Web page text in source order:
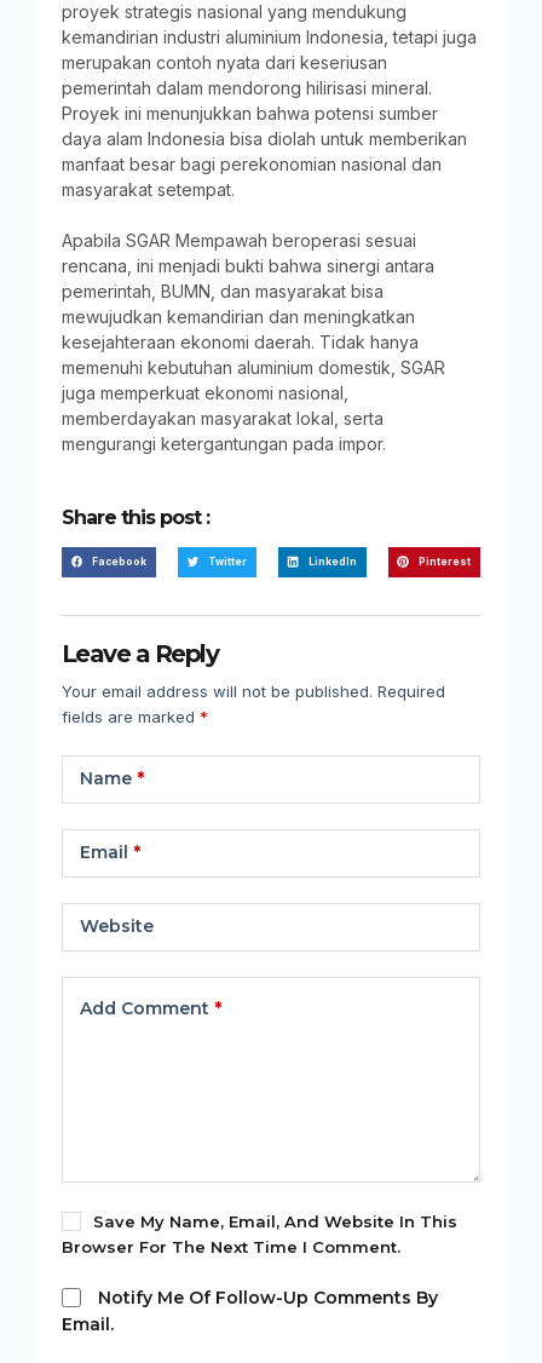
proyek strategis nasional yang mendukung
kemandirian industri aluminium Indonesia, tetapi juga
merupakan contoh nyata dari keseriusan
pemerintah dalam mendorong hilirisasi mineral.
Proyek ini menunjukkan bahwa potensi sumber
daya alam Indonesia bisa diolah untuk memberikan
manfaat besar bagi perekonomian nasional dan
masyarakat setempat.
Apabila SGAR Mempawah beroperasi sesuai
rencana, ini menjadi bukti bahwa sinergi antara
pemerintah, BUMN, dan masyarakat bisa
mewujudkan kemandirian dan meningkatkan
kesejahteraan ekonomi daerah. Tidak hanya
memenuhi kebutuhan aluminium domestik, SGAR
juga memperkuat ekonomi nasional,
memberdayakan masyarakat lokal, serta
mengurangi ketergantungan pada impor.
Share this post :
Facebook Twitter LinkedIn Pinterest
Leave a Reply
Your email address will not be published. Required
fields are marked *
Name*
Email *
Website
Add Comment *
Save My Name, Email, And Website In This
Browser For The Next Time I Comment.
Notify Me Of Follow-Up Comments By
Email.